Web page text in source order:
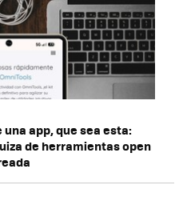
app, que sea esta:
de herramientas open